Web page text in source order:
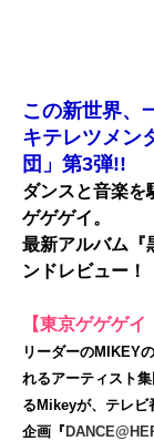
この新世界、
キテレツメン
団」第3弾!!
ダンスと音楽を
ゲゲゲイ。
最新アルバム『
ンドレビュー！
【東京ゲゲゲ
リーダーのMIKEY
れるアーティスト
るMikeyが、テレビ
企画『